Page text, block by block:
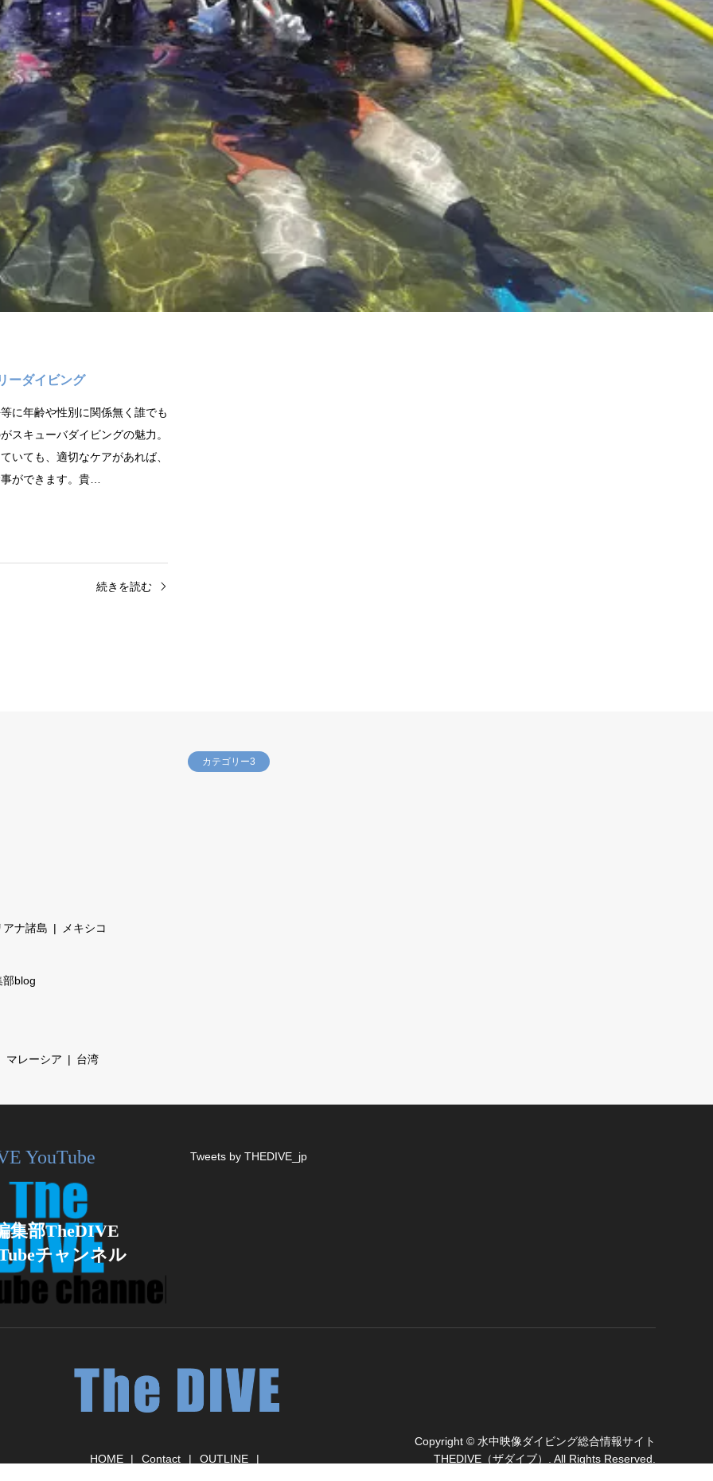
ーダイビング
に年齢や性別に関係無く誰でも
スキューバダイビングの魅力。
いても、適切なケアがあれば、
ができます。貴…
続きを読む
アナ諸島 メキシコ
部blog
マレーシア 台湾
カテゴリー3
YouTube
集部TheDIVE
チャンネル
Tweets by THEDIVE_jp
HOME Contact
OUTLINE
Copyright © 水中映像ダイビング総合情報サイト
THEDIVE（ザダイブ）
. All Rights Reserved.